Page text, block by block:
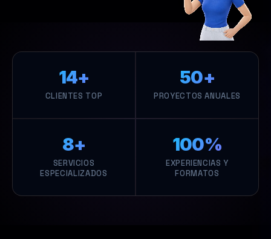
14+
CLIENTES TOP
50+
PROYECTOS ANUALES
8+
SERVICIOS
ESPECIALIZADOS
100%
EXPERIENCIAS Y
FORMATOS